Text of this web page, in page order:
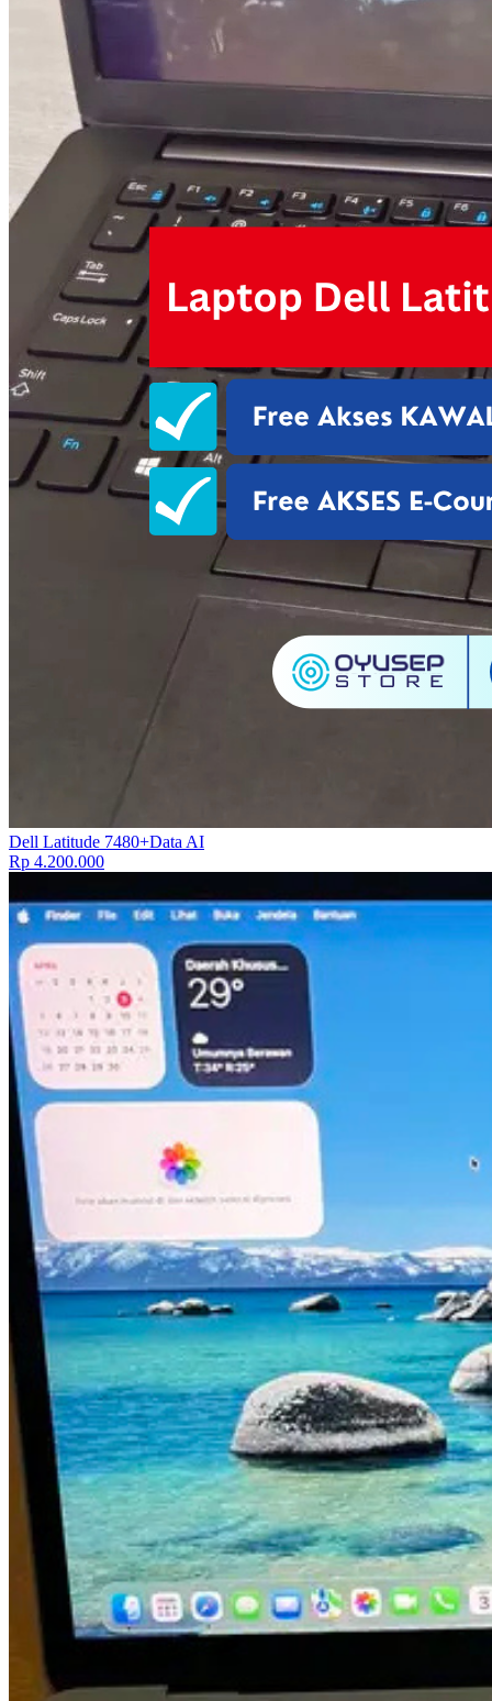
Dell Latitude 7480+Data AI
Rp 4.200.000